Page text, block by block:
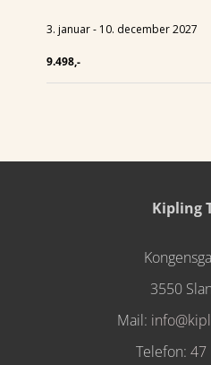
3. januar - 10. december 2027
9.498,-
Kipling
3550
Mail:
Telefon: 47